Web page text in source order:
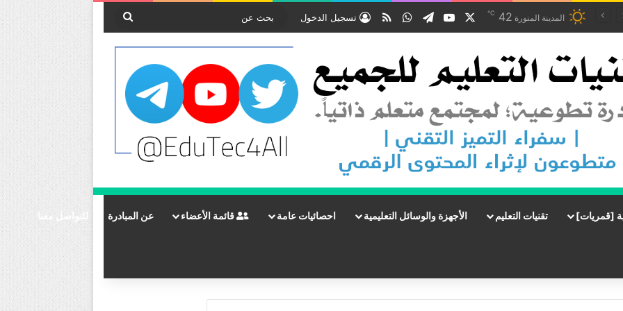
المدينة المنورة 42
℃
‫X
‫YouTube
تيلقرامواتسابملخص الموقع RSS
تسجيل الدخول
بحث
[قمريات] تقنيات التعليم الأجهزة والوسائل التعليمية احصائيات عامة قائمة الأعضاء عن المبادرة للتواصل معنا